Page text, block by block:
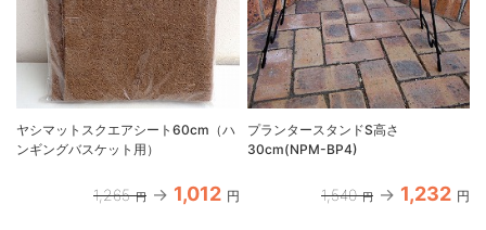
ヤシマットスクエアシート60cm（ハ
ンギングバスケット用）
1,265 円 1,012 円
プランタースタンドS高さ
30cm(NPM-BP4)
1,540 円 1,232 円